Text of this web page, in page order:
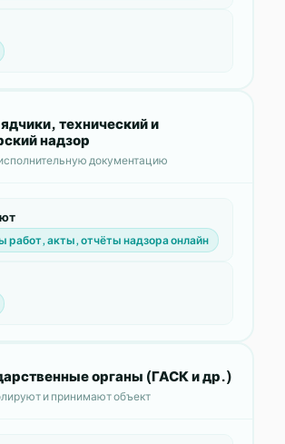
технический и
надзор
документацию
работ, акты, отчёты надзора онлайн
органы (ГАСК и др.)
и принимают объект